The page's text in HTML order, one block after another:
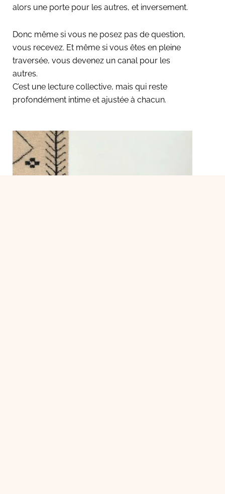
alors une porte pour les autres, et inversement.
Donc même si vous ne posez pas de question,
vous recevez. Et même si vous êtes en pleine
traversée, vous devenez un canal pour les
autres.
C’est une lecture collective, mais qui reste
profondément intime et ajustée à chacun.